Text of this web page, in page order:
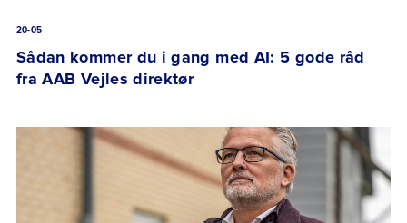
20-05
Sådan kommer du i gang med AI: 5 gode råd
fra AAB Vejles direktør